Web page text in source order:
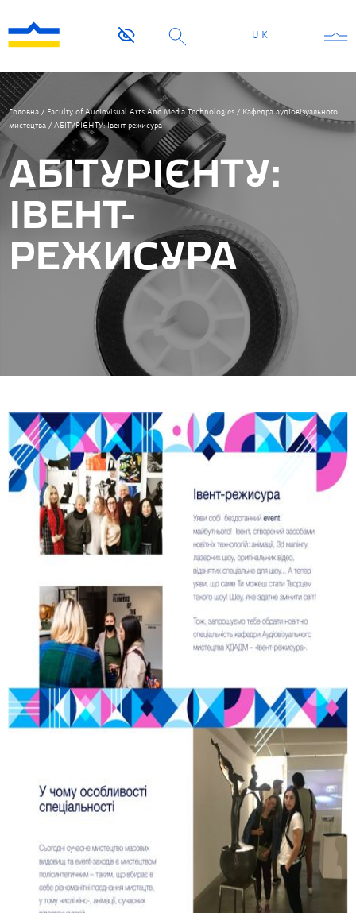
UK
Головна / Faculty of Audiovisual Arts And Media Technologies / Кафедра аудіовізуального
мистецтва / АБІТУРІЄНТУ: Івент-режисура
АБІТУРІЄНТУ:
ІВЕНТ-
РЕЖИСУРА